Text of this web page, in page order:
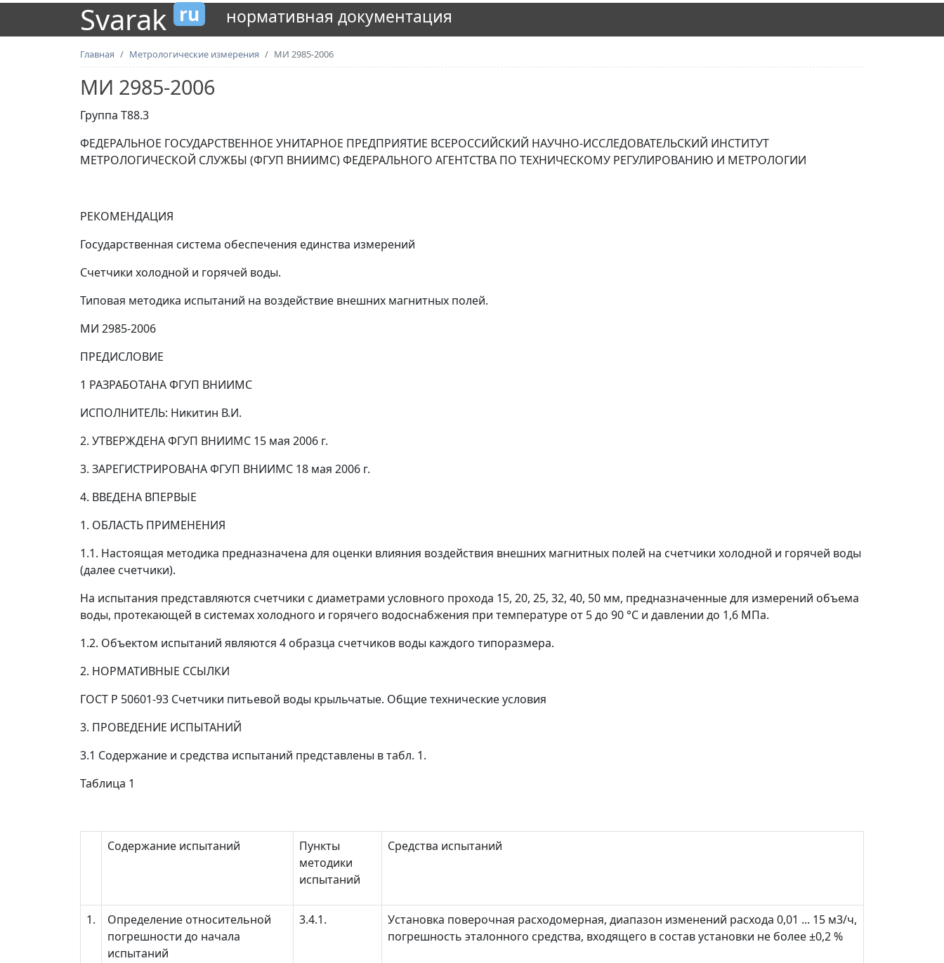
Svarak ru нормативная документация
Главная Метрологические измерения МИ 2985-2006
МИ 2985-2006
Группа Т88.3
ФЕДЕРАЛЬНОЕ ГОСУДАРСТВЕННОЕ УНИТАРНОЕ ПРЕДПРИЯТИЕ ВСЕРОССИЙСКИЙ НАУЧНО-ИССЛЕДОВАТЕЛЬСКИЙ ИНСТИТУТ
МЕТРОЛОГИЧЕСКОЙ СЛУЖБЫ (ФГУП ВНИИМС) ФЕДЕРАЛЬНОГО АГЕНТСТВА ПО ТЕХНИЧЕСКОМУ РЕГУЛИРОВАНИЮ И МЕТРОЛОГИИ
РЕКОМЕНДАЦИЯ
Государственная система обеспечения единства измерений
Счетчики холодной и горячей воды.
Типовая методика испытаний на воздействие внешних магнитных полей.
МИ 2985-2006
ПРЕДИСЛОВИЕ
1 РАЗРАБОТАНА ФГУП ВНИИМС
ИСПОЛНИТЕЛЬ: Никитин В.И.
2. УТВЕРЖДЕНА ФГУП ВНИИМС 15 мая 2006 г.
3. ЗАРЕГИСТРИРОВАНА ФГУП ВНИИМС 18 мая 2006 г.
4. ВВЕДЕНА ВПЕРВЫЕ
1. ОБЛАСТЬ ПРИМЕНЕНИЯ
1.1. Настоящая методика предназначена для оценки влияния воздействия внешних магнитных полей на счетчики холодной и горячей воды
(далее счетчики).
На испытания представляются счетчики с диаметрами условного прохода 15, 20, 25, 32, 40, 50 мм, предназначенные для измерений объема
воды, протекающей в системах холодного и горячего водоснабжения при температуре от 5 до 90 °C и давлении до 1,6 МПа.
1.2. Объектом испытаний являются 4 образца счетчиков воды каждого типоразмера.
2. НОРМАТИВНЫЕ ССЫЛКИ
ГОСТ Р 50601-93 Счетчики питьевой воды крыльчатые. Общие технические условия
3. ПРОВЕДЕНИЕ ИСПЫТАНИЙ
3.1 Содержание и средства испытаний представлены в табл. 1.
Таблица 1
Содержание испытаний
Пункты
методики
испытаний
Средства испытаний
1.
Определение относительной
погрешности до начала
испытаний
3.4.1. Установка поверочная расходомерная, диапазон изменений расхода 0,01 ... 15 м3/ч,
погрешность эталонного средства, входящего в состав установки не более ±0,2 %